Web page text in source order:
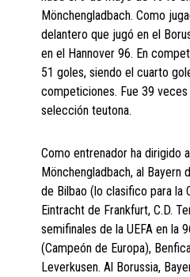
Mönchengladbach. Como
delantero que jugó en el
en el Hannover 96. En
51 goles, siendo el cuarto
competiciones. Fue 39
selección teutona.
Como entrenador ha dirigido
Mönchengladbach, al Bayern
de Bilbao (lo clasifico para la
Eintracht de Frankfurt, C.D.
semifinales de la UEFA en la
(Campeón de Europa),
Leverkusen. Al Borussia,